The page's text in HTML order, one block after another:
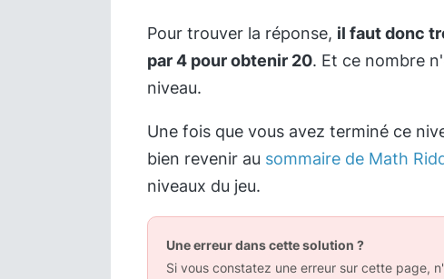
Pour trouver la réponse, il faut donc
par 4 pour obtenir 20. Et ce nombre
niveau.
Une fois que vous avez terminé ce
bien revenir au sommaire de Math
niveaux du jeu.
Une erreur dans cette solution ?
Si vous constatez une erreur sur cette page,